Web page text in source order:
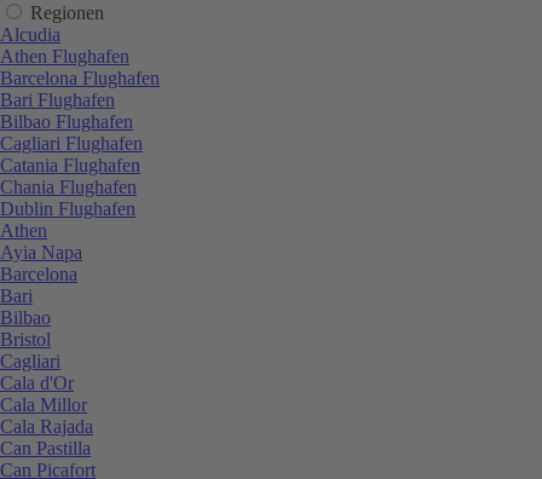
Regionen
Alcudia
Athen Flughafen
Barcelona Flughafen
Bari Flughafen
Bilbao Flughafen
Cagliari Flughafen
Catania Flughafen
Chania Flughafen
Dublin Flughafen
Athen
Ayia Napa
Barcelona
Bari
Bilbao
Bristol
Cagliari
Cala d'Or
Cala Millor
Cala Rajada
Can Pastilla
Can Picafort